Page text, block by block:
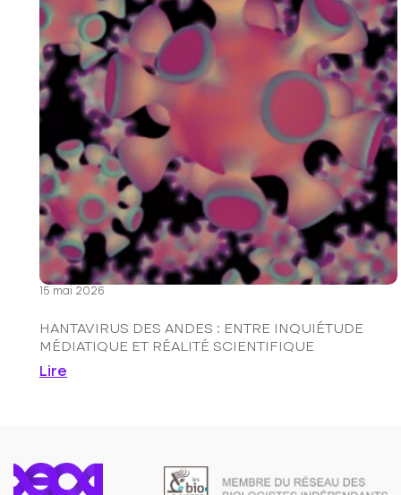
15 mai 2026
HANTAVIRUS DES ANDES : ENTRE INQUIÉTUDE
MÉDIATIQUE ET RÉALITÉ SCIENTIFIQUE
Lire